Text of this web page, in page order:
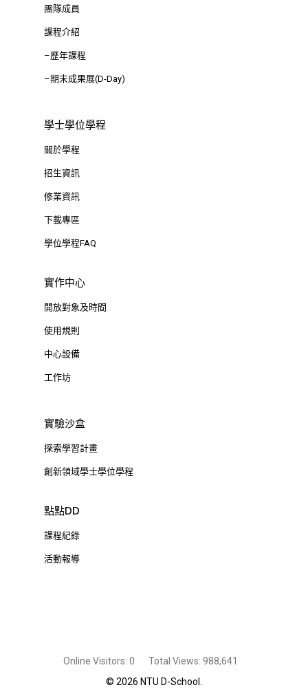
團隊成員
課程介紹
–歷年課程
–期末成果展(D-Day)
學士學位學程
關於學程
招生資訊
修業資訊
下載專區
學位學程FAQ
實作中心
開放對象及時間
使用規則
中心設備
工作坊
實驗沙盒
探索學習計畫
創新領域學士學位學程
點點DD
課程紀錄
活動報導
Online Visitors: 0 Total Views: 988,641
© 2026 NTU D-School.